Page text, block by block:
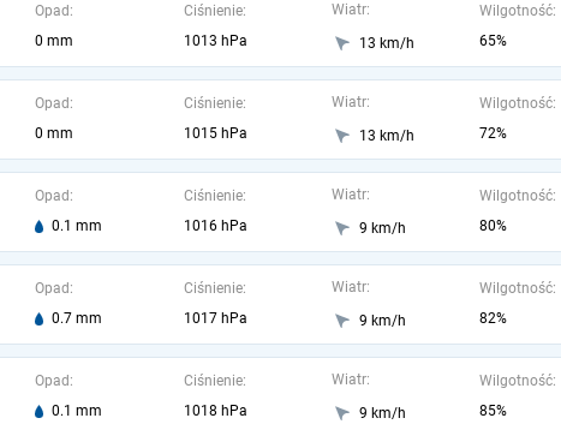
Opad:
0 mm
Ciśnienie:
1013 hPa
Wiatr:
13 km/h
Wilgotność:
65%
Opad:
0 mm
Ciśnienie:
1015 hPa
Wiatr:
13 km/h
Wilgotność:
72%
Opad:
0.1 mm
Ciśnienie:
1016 hPa
Wiatr:
9 km/h
Wilgotność:
80%
Opad:
0.7 mm
Ciśnienie:
1017 hPa
Wiatr:
9 km/h
Wilgotność:
82%
Opad:
0.1 mm
Ciśnienie:
1018 hPa
Wiatr:
9 km/h
Wilgotność:
85%